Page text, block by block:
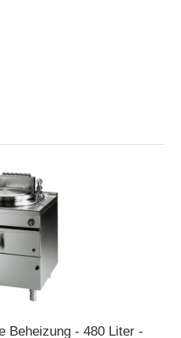
Beheizung - 480 Liter -